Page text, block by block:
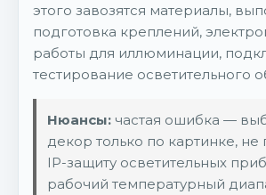
этого завозятся материалы,
подготовка креплений,
работы для иллюминации,
тестирование осветительного
Нюансы: частая ошибка —
декор только по картинке, не
IP-защиту осветительных
рабочий температурный